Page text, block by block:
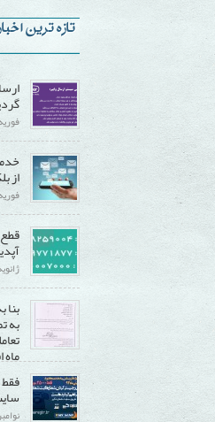
تازه ترین اخبار
ارسال
گردید
فوریه 20, 2015,
از بلک
فوریه 10, 2015,
آپدیت سرور در
ژانویه 1, 2015,
بنا به
به تمام
تعاملی،
ماه
۱۵,۲۹۰ دیدگاه
سایت شماره گیر
نوامبر 9, 2014,